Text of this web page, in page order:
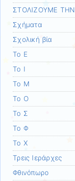
ΣΤΟΛΙΖΟΥΜΕ
Σχήματα
Σχολική βία
Το Ε
Το Ι
Το Μ
Το Ο
Το Σ
Το Φ
Το Χ
Τρεις Ιεράρχες
Φθινόπωρο